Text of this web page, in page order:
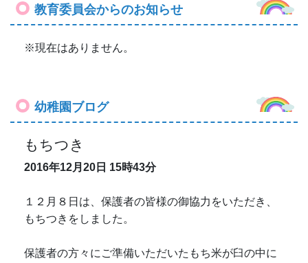
教育委員会からのお知らせ
※現在はありません。
幼稚園ブログ
もちつき
2016年12月20日 15時43分
１２月８日は、保護者の皆様の御協力をいただき、
もちつきをしました。
保護者の方々にご準備いただいたもち米が臼の中に